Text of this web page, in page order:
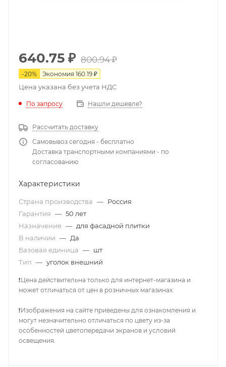
640.75 ₽ 800.94₽
-20% Экономия 160.19 ₽
Цена указана без учета НДС
По запросу Нашли дешевле?
Рассчитать доставку
Самовывоз сегодня - бесплатно
Доставка транспортными компаниями - по
согласованию
Характеристики
Страна производства — Россия
Гарантия — 50 лет
Назначение — для фасадной плитки
В наличии — Да
Базовая единица — шт
Тип — уголок внешний
❗Цена действительна только для интернет-магазина и
может отличаться от цен в розничных магазинах.
❗Изображения на сайте приведены для ознакомления и
могут незначительно отличаться по цвету из-за
особенностей цветопередачи экранов и условий
освещения.